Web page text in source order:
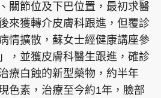
關節位及下巴位置，最初求醫
來獲轉介皮膚科跟進，但覆診
情擴散，蘇女士經健康講座參
，並獲皮膚科醫生跟進，確診
療白蝕的新型藥物，約半年
色素，治療至今約1年，臉部